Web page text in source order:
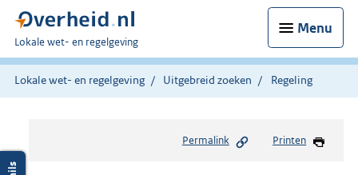
Menu
U
bent
hier:
Lokale wet- en regelgeving
Lokale wet- en regelgeving Uitgebreid zoeken Regeling
Permalink Printen